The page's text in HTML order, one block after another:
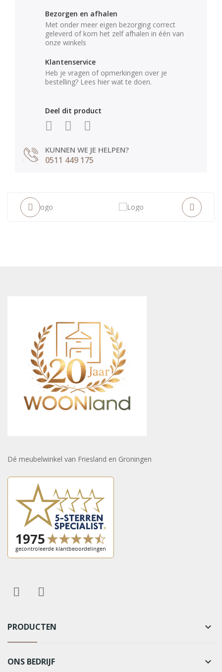
Bezorgen en afhalen
Met onder meer eigen bezorging correct
geleverd of kom het zelf afhalen in één van
onze winkels
Klantenservice
Heb je vragen of opmerkingen over je
bestelling? Lees hier wat te doen.
Deel dit product
KUNNEN WE JE HELPEN?
0511 449 175
Dé meubelwinkel van Friesland en Groningen
PRODUCTEN keyboard_arrow_down
ONS BEDRIJF keyboard_arrow_down